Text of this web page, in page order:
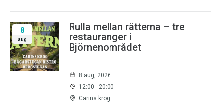
8
aug
Rulla mellan rätterna – tre
restauranger i
Björnenområdet
8 aug, 2026
12:00 - 20:00
Carins krog